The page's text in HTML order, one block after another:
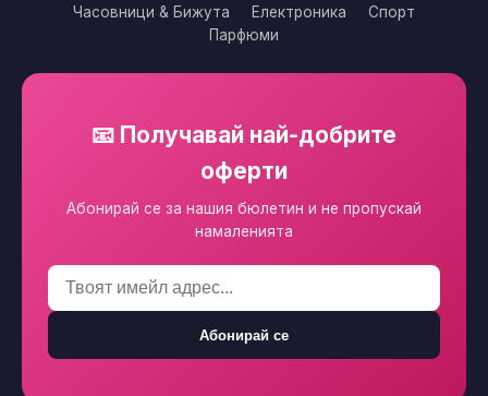
Часовници & Бижута
Електроника
Спорт
Парфюми
📧 Получавай най-добрите
оферти
Абонирай се за нашия бюлетин и не пропускай
намаленията
Абонирай се